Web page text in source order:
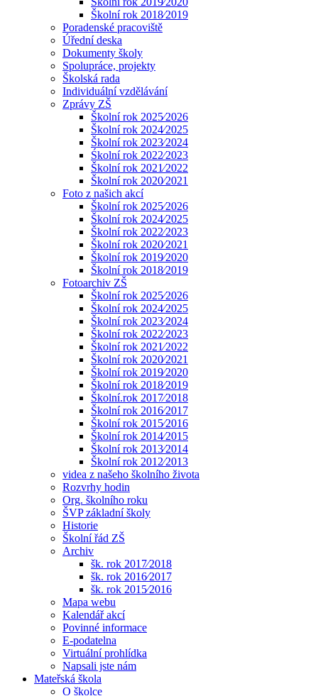
Školní rok 2018⁄2019
Poradenské pracoviště
Úřední deska
Dokumenty školy
Spolupráce, projekty
Školská rada
Individuální vzdělávání
Zprávy ZŠ
Školní rok 2025⁄2026
Školní rok 2024⁄2025
Školní rok 2023⁄2024
Śkolní rok 2022⁄2023
Školní rok 2021⁄2022
Školní rok 2020⁄2021
Foto z našich akcí
Školní rok 2025⁄2026
Školní rok 2024⁄2025
Školní rok 2022⁄2023
Školní rok 2020⁄2021
Školní rok 2019⁄2020
Školní rok 2018⁄2019
Fotoarchiv ZŠ
Školní rok 2025⁄2026
Školní rok 2024⁄2025
Školní rok 2023⁄2024
Školní rok 2022⁄2023
Školní rok 2021⁄2022
Školní rok 2020⁄2021
Školní rok 2019⁄2020
Školní rok 2018⁄2019
Školní.rok 2017⁄2018
Školní rok 2016⁄2017
Školní rok 2015⁄2016
Školní rok 2014⁄2015
Školní rok 2013⁄2014
Školní rok 2012⁄2013
videa z našeho školního života
Rozvrhy hodin
Org. školního roku
ŠVP základní školy
Historie
Školní řád ZŠ
Archiv
šk. rok 2017⁄2018
šk. rok 2016⁄2017
šk. rok 2015⁄2016
Mapa webu
Kalendář akcí
Povinné informace
E-podatelna
Virtuální prohlídka
Napsali jste nám
Mateřská škola
O školce